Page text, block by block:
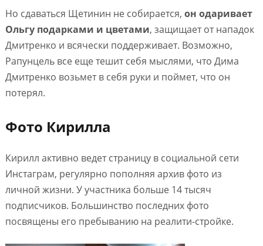
Но сдаваться Щетинин не собирается, он одаривает
Ольгу подарками и цветами, защищает от нападок
Дмитренко и всячески поддерживает. Возможно,
Рапунцель все еще тешит себя мыслями, что Дима
Дмитренко возьмет в себя руки и поймет, что он
потерял.
Фото Кирилла
Кирилл активно ведет страницу в социальной сети
Инстаграм, регулярно пополняя архив фото из
личной жизни. У участника больше 14 тысяч
подписчиков. Большинство последних фото
посвящены его пребыванию на реалити-стройке.